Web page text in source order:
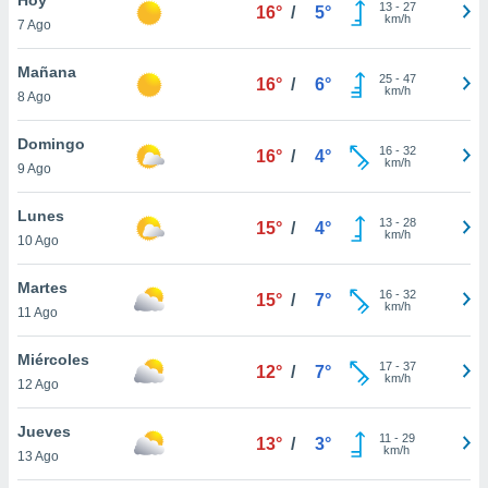
en
más
nuestra
de
cookies
aceptar
7 Ago
16° / 5° 13- 27
km/h
Mañana
8 Ago
16° / 6° 25- 47
km/h
Domingo
9 Ago
16° / 4° 16- 32
km/h
Lunes
10 Ago
15° / 4° 13- 28
km/h
Martes
11 Ago
15° / 7° 16- 32
km/h
Miércoles
12 Ago
12° / 7° 17- 37
km/h
Jueves
13 Ago
13° / 3° 11 - 29
km/h